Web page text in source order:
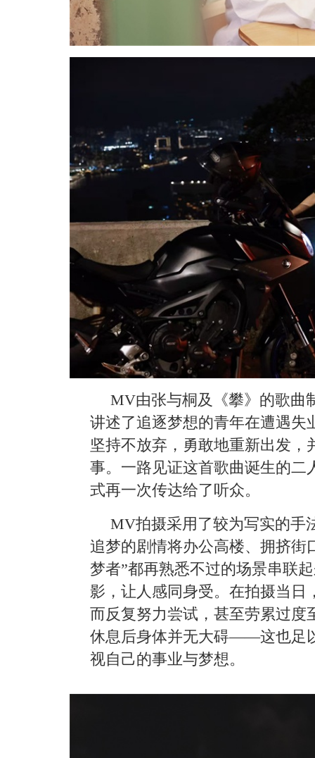
MV由张与桐及《攀》的歌曲
讲述了追逐梦想的青年在遭遇失
坚持不放弃，勇敢地重新出发
事。一路见证这首歌曲诞生的二
式再一次传达给了听众。
MV拍摄采用了较为写实的手
追梦的剧情将办公高楼、拥挤街
梦者”都再熟悉不过的场景串联
影，让人感同身受。在拍摄当日
而反复努力尝试，甚至劳累过度
休息后身体并无大碍——这也足
视自己的事业与梦想。